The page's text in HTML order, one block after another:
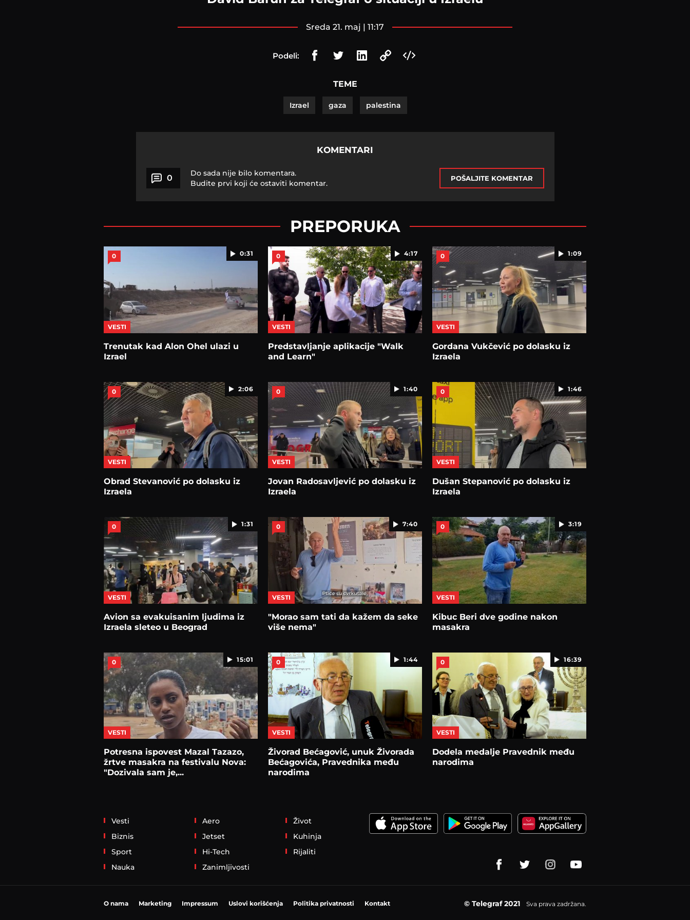
sreda 21. maj | 11:17
Podeli:
TEME
Izrael gaza palestina
KOMENTARI
0
Do sada nije bilo komentara.
Budite prvi koji će ostaviti komentar.
POŠALJITE KOMENTAR
PREPORUKA
0:31
0
VESTI
Trenutak kad Alon Ohel ulazi u
Izrael
4:17
0
VESTI
Predstavljanje aplikacije "Walk
and Learn"
1:09
0
VESTI
Gordana Vukčević po dolasku iz
Izraela
2:06
0
VESTI
Obrad Stevanović po dolasku iz
Izraela
1:40
0
VESTI
Jovan Radosavljević po dolasku iz
Izraela
1:46
0
VESTI
Dušan Stepanović po dolasku iz
Izraela
1:31
0
VESTI
Avion sa evakuisanim ljudima iz
Izraela sleteo u Beograd
7:40
0
VESTI
"Morao sam tati da kažem da seke
više nema"
3:19
0
VESTI
Kibuc Beri dve godine nakon
masakra
15:01
0
VESTI
Potresna ispovest Mazal Tazazo,
žrtve masakra na festivalu Nova:
"Dozivala sam je,...
1:44
0
VESTI
Živorad Bećagović, unuk Živorada
Bećagovića, Pravednika među
narodima
16:39
0
VESTI
Dodela medalje Pravednik među
narodima
Vesti
Biznis
Sport
Nauka
Aero
Jetset
Hi-Tech
Zanimljivosti
Život
Kuhinja
Rijaliti
O nama Marketing Impressum Uslovi korišćenja Politika privatnosti Kontakt © Telegraf 2021 Sva prava zadržana.